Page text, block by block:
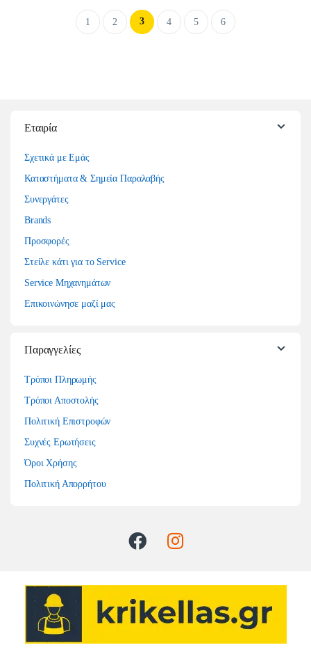
1 2 3 4 5 6
Εταιρία
Σχετικά με Εμάς
Καταστήματα & Σημεία Παραλαβής
Συνεργάτες
Brands
Προσφορές
Στείλε κάτι για το Service
Service Μηχανημάτων
Επικοινώνησε μαζί μας
Παραγγελίες
Τρόποι Πληρωμής
Τρόποι Αποστολής
Πολιτική Επιστροφών
Συχνές Ερωτήσεις
Όροι Χρήσης
Πολιτική Απορρήτου